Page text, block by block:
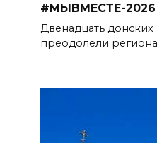
#МЫВМЕСТЕ-2026
Двенадцать
преодолели